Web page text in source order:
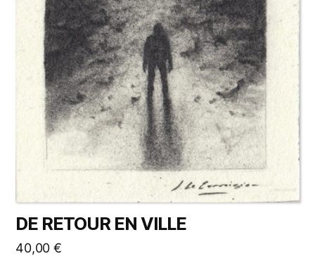
DE RETOUR EN VILLE
40,00 €